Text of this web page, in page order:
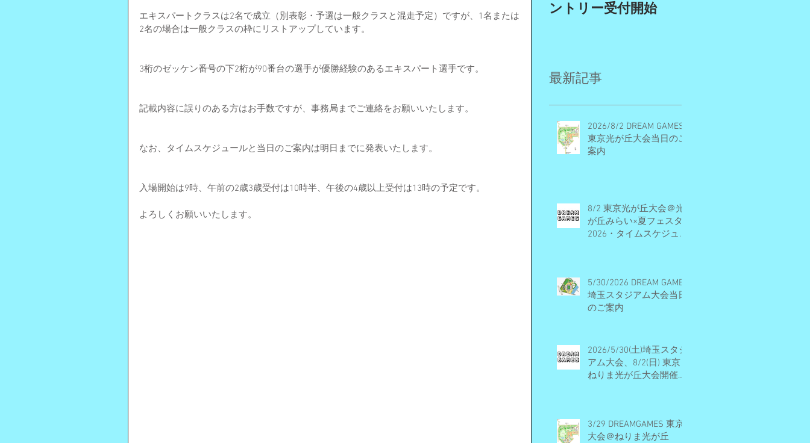
エキスパートクラスは2名で成立（別表彰・予選は一般クラスと混走予定）ですが、1名または
2名の場合は一般クラスの枠にリストアップしています。
3桁のゼッケン番号の下2桁が90番台の選手が優勝経験のあるエキスパート選手です。
記載内容に誤りのある方はお手数ですが、事務局までご連絡をお願いいたします。
なお、タイムスケジュールと当日のご案内は明日までに発表いたします。
入場開始は9時、午前の2歳3歳受付は10時半、午後の4歳以上受付は13時の予定です。
よろしくお願いいたします。
ントリー受付開始
最新記事
2026/8/2 DREAM GAMES
東京光が丘大会当日のご
案内
8/2 東京光が丘大会＠光
が丘みらい×夏フェスタ
2026・タイムスケジュー
5/30/2026 DREAM GAMES
埼玉スタジアム大会当日
のご案内
2026/5/30(土)埼玉スタジ
アム大会、8/2(日) 東京
ねりま光が丘大会開催決
3/29 DREAMGAMES 東京
大会＠ねりま光が丘